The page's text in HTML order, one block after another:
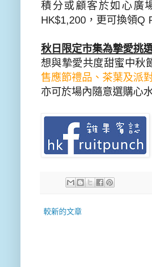
積分或顧客於如心廣
HK$1,200 ， 更可換領Q
秋日限定市集為摯愛挑
想與摯愛共度甜蜜中秋
售應節禮品、茶葉及派
亦可於場內隨意選購心
較新的文章